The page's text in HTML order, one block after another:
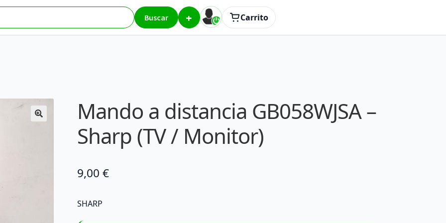
Buscar + Carrito
– Sharp (TV / Monitor)
Mando a distancia GB058WJSA –
Sharp (TV / Monitor)
9,00 €
SHARP